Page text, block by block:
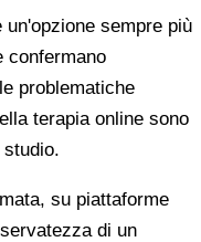
sempre più
confermano
problematiche
terapia online sono
su piattaforme
di un